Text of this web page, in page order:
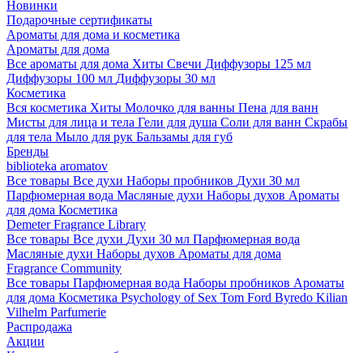
Новинки
Подарочные сертификаты
Ароматы для дома и косметика
Ароматы для дома
Все ароматы для дома Хиты Свечи Диффузоры 125 мл
Диффузоры 100 мл Диффузоры 30 мл
Косметика
Вся косметика Хиты Молочко для ванны Пена для ванн
Мисты для лица и тела Гели для душа Соли для ванн Скрабы
для тела Мыло для рук Бальзамы для губ
Бренды
biblioteka aromatov
Все товары Все духи Наборы пробников Духи 30 мл
Парфюмерная вода Масляные духи Наборы духов Ароматы
для дома Косметика
Demeter Fragrance Library
Все товары Все духи Духи 30 мл Парфюмерная вода
Масляные духи Наборы духов Ароматы для дома
Fragrance Community
Все товары Парфюмерная вода Наборы пробников Ароматы
для дома Косметика Psychology of Sex Tom Ford Byredo Kilian
Vilhelm Parfumerie
Распродажа
Акции